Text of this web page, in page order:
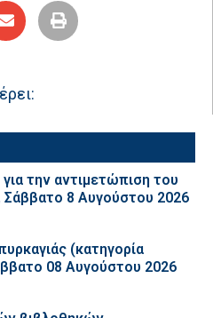
την αντιμετώπιση του
Σάββατο 8 Αυγούστου 2026
(κατηγορία
08 Αυγούστου 2026